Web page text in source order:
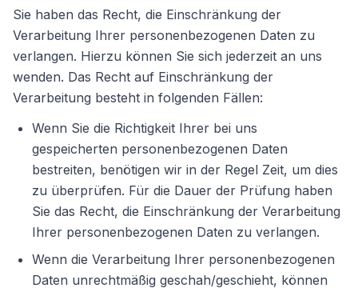
Sie haben das Recht, die Einschränkung der
Verarbeitung Ihrer personenbezogenen Daten zu
verlangen. Hierzu können Sie sich jederzeit an uns
wenden. Das Recht auf Einschränkung der
Verarbeitung besteht in folgenden Fällen:
Wenn Sie die Richtigkeit Ihrer bei uns
gespeicherten personenbezogenen Daten
bestreiten, benötigen wir in der Regel Zeit, um dies
zu überprüfen. Für die Dauer der Prüfung haben
Sie das Recht, die Einschränkung der Verarbeitung
Ihrer personenbezogenen Daten zu verlangen.
Wenn die Verarbeitung Ihrer personenbezogenen
Daten unrechtmäßig geschah/geschieht, können